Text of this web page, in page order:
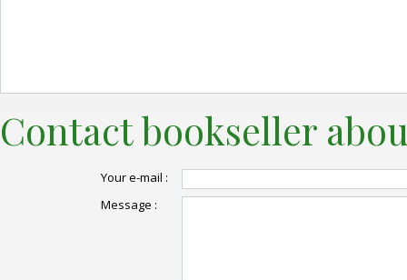
Contact bookseller
Your e-mail :
Message :